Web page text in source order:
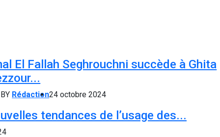
El Fallah Seghrouchni succède à Ghita
BY Rédaction24 octobre 2024
tendances de l’usage des...